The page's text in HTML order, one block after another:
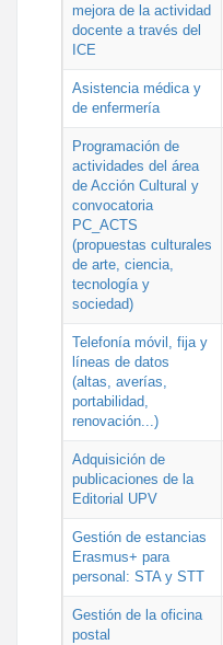
mejora de la actividad
docente a través del
ICE
Asistencia médica y
de enfermería
Programación de
actividades del área
de Acción Cultural y
convocatoria
PC_ACTS
(propuestas culturales
de arte, ciencia,
tecnología y
sociedad)
Telefonía móvil, fija y
líneas de datos
(altas, averías,
portabilidad,
renovación...)
Adquisición de
publicaciones de la
Editorial UPV
Gestión de estancias
Erasmus+ para
personal: STA y STT
Gestión de la oficina
postal